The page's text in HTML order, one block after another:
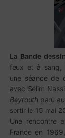
La Bande
feux et à sang,
une séance de
avec Sélim
Beyrouth paru
sortir le 15 mai
Une rencontre
France en